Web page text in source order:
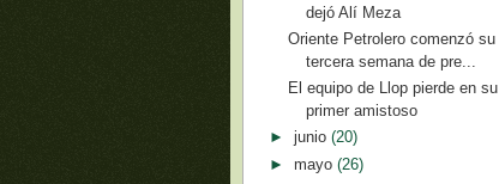
dejó Alí Meza
Oriente Petrolero comenzó su
tercera semana de pre...
El equipo de Llop pierde en su
primer amistoso
► junio (20)
► mayo (26)